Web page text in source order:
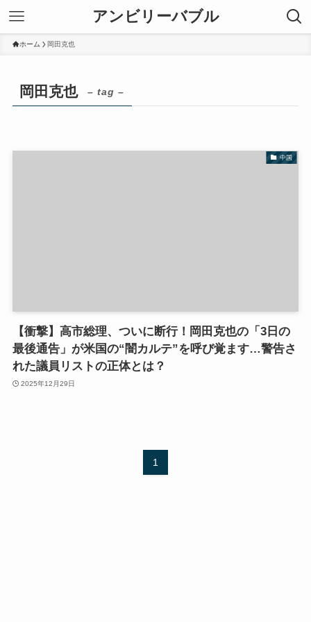
アンビリーバブル
ホーム 岡田克也
岡田克也 – tag –
中国
【衝撃】高市総理、ついに断行！岡田克也の「3日の
最後通告」が米国の“闇カルテ”を呼び覚ます…警告さ
れた議員リストの正体とは？
2025年12月29日
1